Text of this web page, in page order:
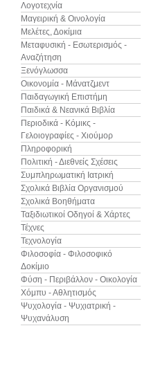
Λογοτεχνία
Μαγειρική & Οινολογία
Μελέτες, Δοκίμια
Μεταφυσική - Εσωτερισμός -
Αναζήτηση
Ξενόγλωσσα
Οικονομία - Μάνατζμεντ
Παιδαγωγική Επιστήμη
Παιδικά & Νεανικά Βιβλία
Περιοδικά - Κόμικς -
Γελοιογραφίες - Χιούμορ
Πληροφορική
Πολιτική - Διεθνείς Σχέσεις
Συμπληρωματική Ιατρική
Σχολικά Βιβλία Οργανισμού
Σχολικά Βοηθήματα
Ταξιδιωτικοί Οδηγοί & Χάρτες
Τέχνες
Τεχνολογία
Φιλοσοφία - Φιλοσοφικό
Δοκίμιο
Φύση - Περιβάλλον - Οικολογία
Χόμπυ - Αθλητισμός
Ψυχολογία - Ψυχιατρική -
Ψυχανάλυση